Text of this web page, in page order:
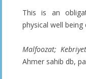
This is an
physical well being
Malfoozat;
Ahmer sahib db,